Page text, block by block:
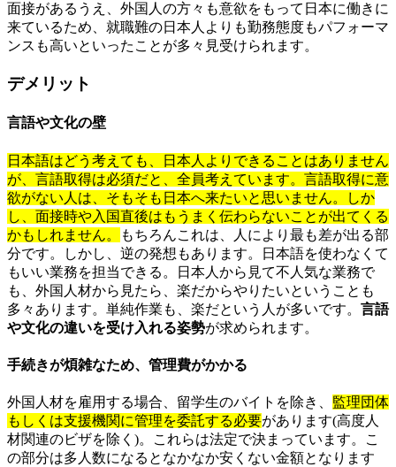
面接があるうえ、外国人の方々も意欲をもって日本に働きに
来ているため、就職難の日本人よりも勤務態度もパフォーマ
ンスも高いといったことが多々見受けられます。
デメリット
言語や文化の壁
日本語はどう考えても、日本人よりできることはありません
が、言語取得は必須だと、全員考えています。言語取得に意
欲がない人は、そもそも日本へ来たいと思いません。しか
し、面接時や入国直後はもうまく伝わらないことが出てくる
かもしれません。
もちろんこれは、人により最も差が出る部
分です。しかし、逆の発想もあります。日本語を使わなくて
もいい業務を担当できる。日本人から見て不人気な業務で
も、外国人材から見たら、楽だからやりたいということも
多々あります。単純作業も、楽だという人が多いです。 言語
や文化の違いを受け入れる姿勢が求められます。
手続きが煩雑なため、管理費がかかる
外国人材を雇用する場合、留学生のバイトを除き、 監理団体
もしくは支援機関に管理を委託する必要があります(高度人
材関連のビザを除く)。これらは法定で決まっています。こ
の部分は多人数になるとなかなか安くない金額となります